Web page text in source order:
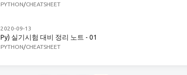
PYTHON/CHEATSHEET
2020-09-13
Py) 실기시험 대비 정리 노트 - 01
PYTHON/CHEATSHEET